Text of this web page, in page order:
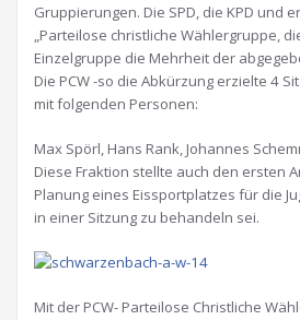
Gruppierungen. Die SPD, die KPD und
„Parteilose christliche Wählergruppe,
Einzelgruppe die Mehrheit der
Die PCW -so die Abkürzung erzielte 4
mit folgenden Personen:
Max Spörl, Hans Rank, Johannes
Diese Fraktion stellte auch den ersten
Planung eines Eissportplatzes für die
in einer Sitzung zu behandeln sei.
Mit der PCW- Parteilose Christliche